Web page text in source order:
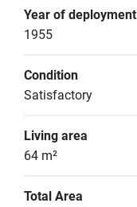
Year of deployment
1955
Condition
Satisfactory
Living area
64 m²
Total Area